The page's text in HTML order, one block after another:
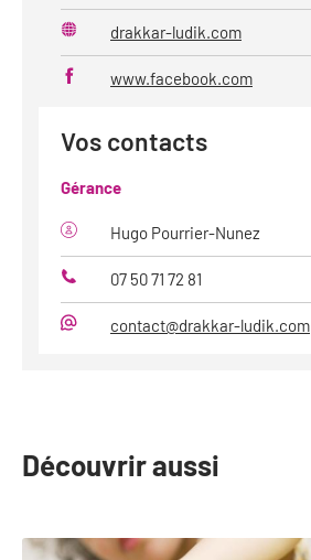
Mail
Site
web
drakkar-ludik.com
www.facebook.com
Vos contacts
Gérance
Hugo Pourrier-Nunez
Téléphone
07 50 71 72 81
contact@drakkar-ludik.com
Découvrir aussi
slide